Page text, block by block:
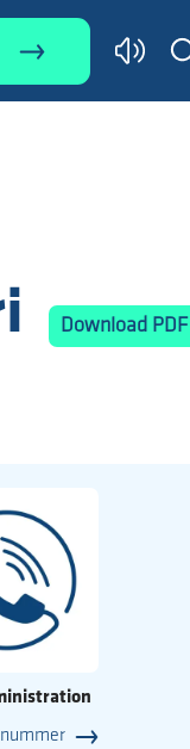
Download PDF